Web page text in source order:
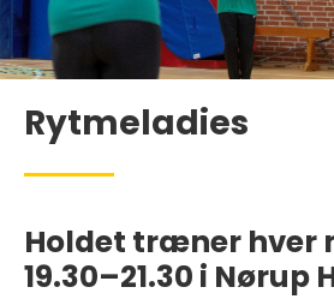
Rytmeladies
Holdet træner hver
19.30–21.30 i Nørup